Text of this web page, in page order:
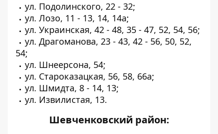
ул. Подолинского, 22 - 32;
ул. Лозо, 11 - 13, 14, 14а;
ул. Украинская, 42 - 48, 35 - 47, 52, 54, 56;
ул. Драгоманова, 23 - 43, 42 - 56, 50, 52,
54;
ул. Шнеерсона, 54;
ул. Староказацкая, 56, 58, 66а;
ул. Шмидта, 8 - 14, 13;
ул. Извилистая, 13.
Шевченковский район: